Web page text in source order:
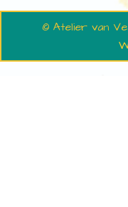
© Atelier van